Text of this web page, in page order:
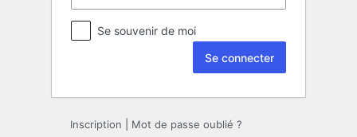
Se souvenir de moi
Inscription Mot de passe oublié ?